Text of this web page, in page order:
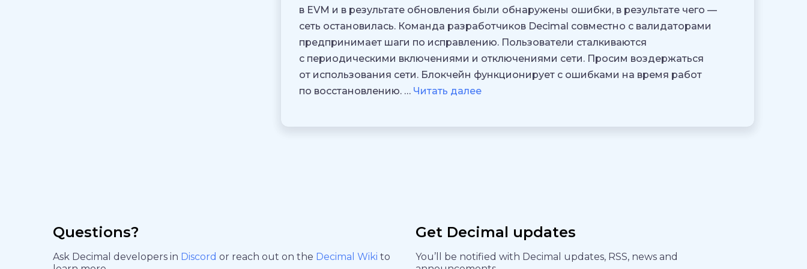
в EVM и в результате обновления были обнаружены ошибки, в результате чего —
сеть остановилась. Команда разработчиков Decimal совместно с валидаторами
предпринимает шаги по исправлению. Пользователи сталкиваются
с периодическими включениями и отключениями сети. Просим воздержаться
от использования сети. Блокчейн функционирует с ошибками на время работ
по восстановлению. … Читать далее
Questions?
Ask Decimal developers in Discord or reach out on the Decimal Wiki to
Get Decimal updates
You’ll be notified with Decimal updates, RSS, news and